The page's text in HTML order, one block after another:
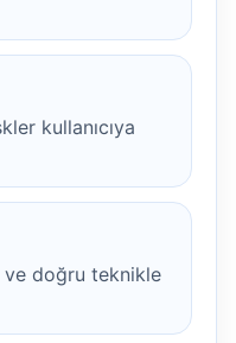
kullanıcıya
ve doğru teknikle